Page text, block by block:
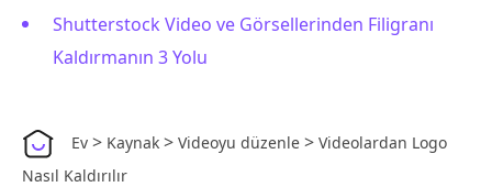
Shutterstock Video ve Görsellerinden Filigranı
Kaldırmanın 3 Yolu
Ev > Kaynak > Videoyu düzenle > Videolardan Logo
Nasıl Kaldırılır